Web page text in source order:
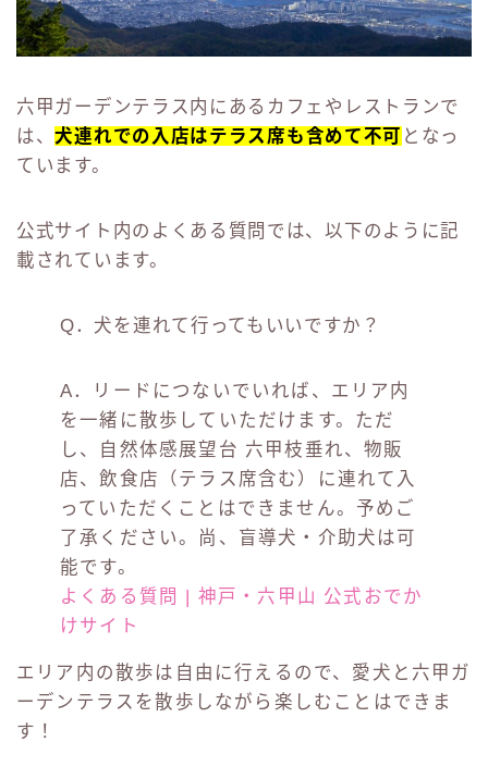
六甲ガーデンテラス内にあるカフェやレストランで
は、犬連れでの入店はテラス席も含めて不可 となっ
ています。
公式サイト内のよくある質問では、以下のように記
載されています。
Q．犬を連れて行ってもいいですか？
A．リードにつないでいれば、エリア内
を一緒に散歩していただけます。ただ
し、自然体感展望台 六甲枝垂れ、物販
店、飲食店（テラス席含む）に連れて入
っていただくことはできません。予めご
了承ください。尚、盲導犬・介助犬は可
能です。
よくある質問 | 神戸・六甲山 公式おでか
けサイト
エリア内の散歩は自由に行えるので、愛犬と六甲ガ
ーデンテラスを散歩しながら楽しむことはできま
す！